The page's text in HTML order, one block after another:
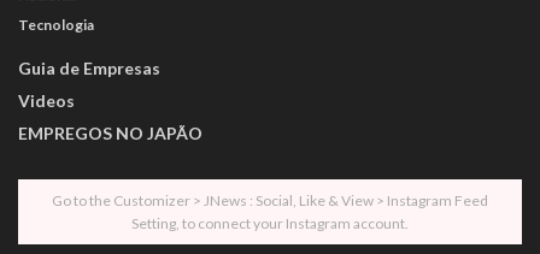
Tecnologia
Guia de Empresas
Videos
EMPREGOS NO JAPÃO
Go to the Customizer > JNews : Social, Like & View > Instagram Feed
Setting, to connect your Instagram account.